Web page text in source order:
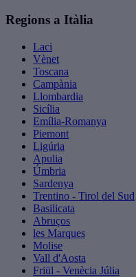
Regions a Itàlia
Laci
Vènet
Toscana
Campània
Llombardia
Sicília
Emília-Romanya
Piemont
Ligúria
Apulia
Úmbria
Sardenya
Trentino - Tirol del Sud
Basilicata
Abruços
les Marques
Molise
Vall d'Aosta
Friül - Venècia Júlia